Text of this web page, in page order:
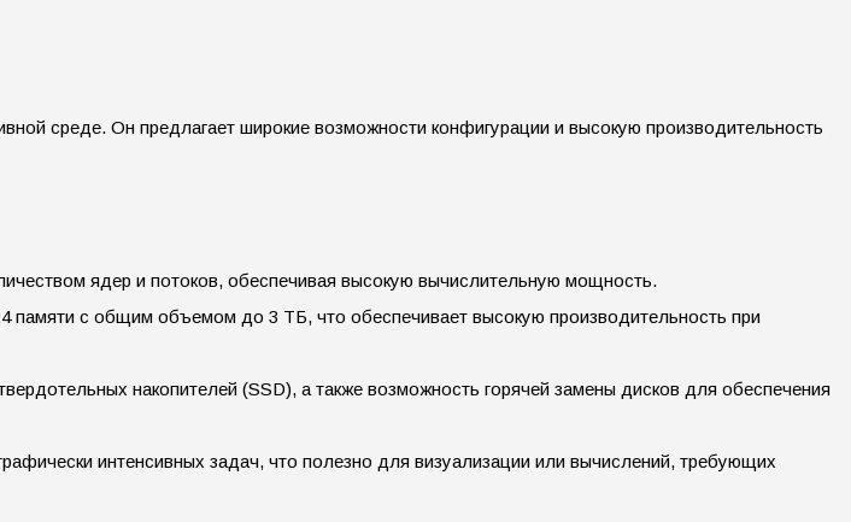
среде. Он предлагает широкие возможности конфигурации и высокую производительность
ядер и потоков, обеспечивая высокую вычислительную мощность.
с общим объемом до 3 ТБ, что обеспечивает высокую производительность при
накопителей (SSD), а также возможность горячей замены дисков для обеспечения
интенсивных задач, что полезно для визуализации или вычислений, требующих